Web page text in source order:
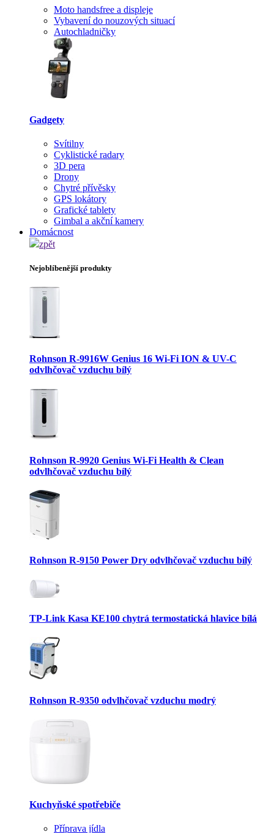
Moto handsfree a displeje
Vybavení do nouzových situací
Autochladničky
Gadgety
Svítilny
Cyklistické radary
3D pera
Drony
Chytré přívěsky
GPS lokátory
Grafické tablety
Gimbal a akční kamery
Domácnost
zpět
Nejoblíbenější produkty
Rohnson R-9916W Genius 16 Wi-Fi ION & UV-C
odvlhčovač vzduchu bílý
Rohnson R-9920 Genius Wi-Fi Health & Clean
odvlhčovač vzduchu bílý
Rohnson R-9150 Power Dry odvlhčovač vzduchu bílý
TP-Link Kasa KE100 chytrá termostatická hlavice bílá
Rohnson R-9350 odvlhčovač vzduchu modrý
Kuchyňské spotřebiče
Příprava jídla